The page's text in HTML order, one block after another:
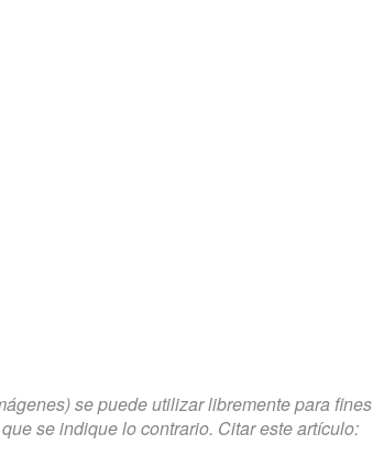
se puede utilizar libremente para fines
se indique lo contrario. Citar este artículo: